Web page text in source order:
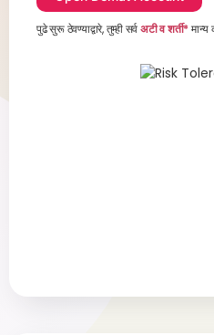
पुढे सुरू ठेवण्याद्वारे, तुम्ही सर्वअटी व शर्ती*मान्य